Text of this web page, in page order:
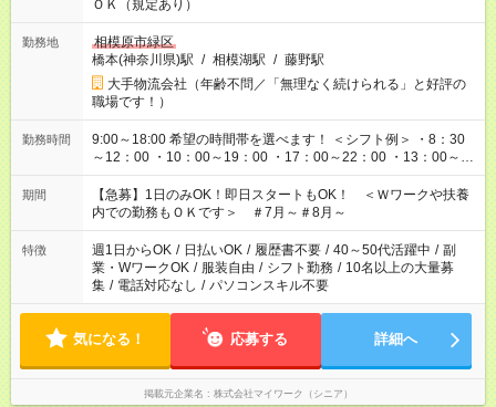
ＯＫ（規定あり）
勤務地
相模原市緑区
橋本(神奈川県)駅 / 相模湖駅 / 藤野駅
大手物流会社（年齢不問／「無理なく続けられる」と好評の
職場です！）
勤務時間
9:00～18:00 希望の時間帯を選べます！ ＜シフト例＞ ・8：30
～12：00 ・10：00～19：00 ・17：00～22：00 ・13：00～
22：00 ・22：00～翌6：00 など
期間
【急募】1日のみOK！即日スタートもOK！ ＜Ｗワークや扶養
内での勤務もＯＫです＞ ＃7月～＃8月～
特徴 週1日からOK / 日払いOK / 履歴書不要 / 40～50代活躍中 / 副
業・WワークOK / 服装自由 / シフト勤務 / 10名以上の大量募
集 / 電話対応なし / パソコンスキル不要
気になる！ 応募する 詳細へ
掲載元企業名 株式会社マイワーク（シニア）